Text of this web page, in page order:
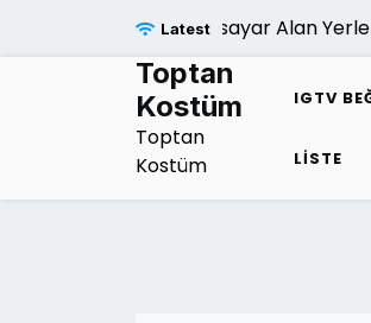
Latest
Bilgisayar Alan Yerler
Toptan
Kostüm
Toptan
Kostüm
IGTV
LISTE